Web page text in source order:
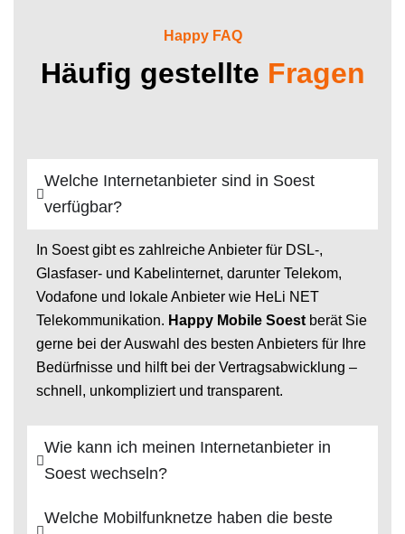
Happy FAQ
Häufig gestellte Fragen
Welche Internetanbieter sind in Soest
verfügbar?
In Soest gibt es zahlreiche Anbieter für DSL-,
Glasfaser- und Kabelinternet, darunter Telekom,
Vodafone und lokale Anbieter wie HeLi NET
Telekommunikation. Happy Mobile Soest berät Sie
gerne bei der Auswahl des besten Anbieters für Ihre
Bedürfnisse und hilft bei der Vertragsabwicklung –
schnell, unkompliziert und transparent.
Wie kann ich meinen Internetanbieter in
Soest wechseln?
Welche Mobilfunknetze haben die beste